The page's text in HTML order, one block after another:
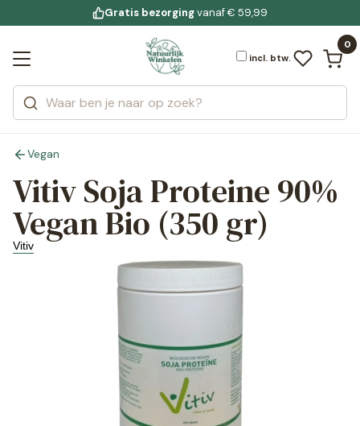
Jouw bewuste leefstijl
voor 19:00 uur besteld
Gratis bezorgingvanaf € 59,99
incl. btw.
0
Zoeken
Categorieën
Merken
Bekijk alle resultaten
Vegan
Vitiv Soja Proteine 90%
Vegan Bio (350 gr)
Vitiv